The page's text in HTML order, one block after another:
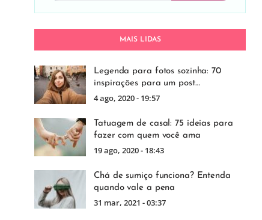
MAIS LIDAS
Legenda para fotos sozinha: 70
inspirações para um post…
4 ago, 2020 - 19:57
Tatuagem de casal: 75 ideias para
fazer com quem você ama
19 ago, 2020 - 18:43
Chá de sumiço funciona? Entenda
quando vale a pena
31 mar, 2021 - 03:37